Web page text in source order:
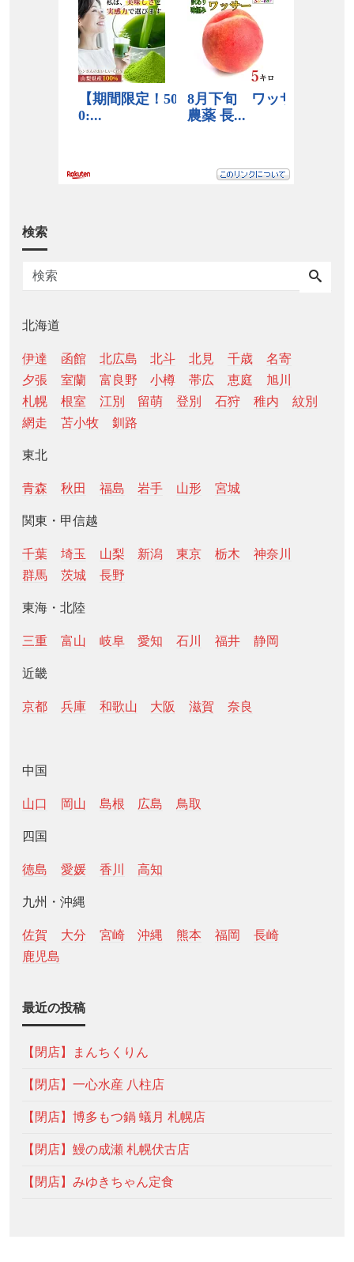
検索
北海道
伊達 函館 北広島 北斗 北見 千歳
名寄
夕張
室蘭 富良野 小樽 帯広 恵庭
旭川
札幌
根室 江別 留萌 登別 石狩 稚内
紋別
網走
苫小牧 釧路
東北
青森 秋田 福島 岩手 山形 宮城
関東・甲信越
千葉 埼玉 山梨 新潟 東京 栃木
神奈川
群馬
茨城 長野
東海・北陸
三重 富山 岐阜 愛知 石川 福井 静岡
近畿
京都 兵庫 和歌山 大阪 滋賀 奈良
中国
山口 岡山 島根 広島 鳥取
四国
徳島 愛媛 香川 高知
九州・沖縄
佐賀 大分 宮崎 沖縄 熊本 福岡
長崎
鹿児島
最近の投稿
【閉店】まんちくりん
【閉店】一心水産 八柱店
【閉店】博多もつ鍋 蟻月 札幌店
【閉店】鰻の成瀬 札幌伏古店
【閉店】みゆきちゃん定食